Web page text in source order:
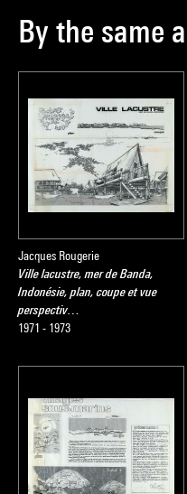
By the same
Jacques Rougerie
Ville lacustre, mer de Banda,
Indonésie, plan, coupe et vue
perspectiv…
1971 - 1973